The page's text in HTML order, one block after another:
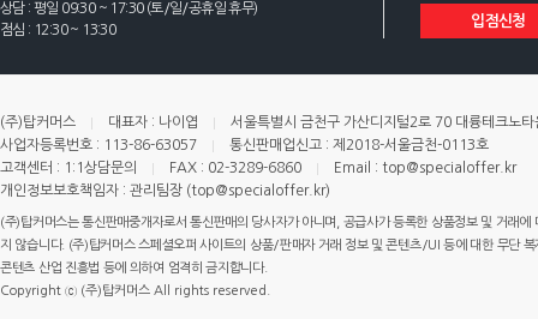
상담 : 평일 09:30 ~ 17:30 (토/일/공휴일 휴무)
점심 : 12:30 ~ 13:30
입점신청
(주)탑커머스 대표자 : 나이엽
서울특별시 금천구 가산디지털2로 70 대륭테크노
사업자등록번호 : 113-86-63057
통신판매업신고 : 제2018-서울금천-0113호
고객센터 : 1:1상담문의
FAX : 02-3289-6860
Email : top@specialoffer.kr
개인정보보호책임자 : 관리팀장 (top@specialoffer.kr)
(주)탑커머스는 통신판매중개자로서 통신판매의 당사자가 아니며, 공급사가 등록한 상품정보 및 거래
지 않습니다. (주)탑커머스 스페셜오퍼 사이트의 상품/판매자 거래 정보 및 콘텐츠/UI 등에 대한 무단
콘텐츠 산업 진흥법 등에 의하여 엄격히 금지합니다.
Copyright ⓒ (주)탑커머스 All rights reserved.